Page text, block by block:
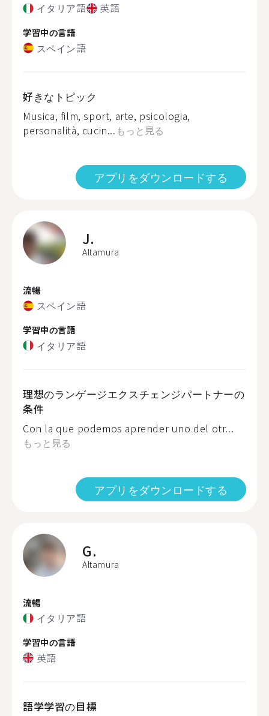
イタリア語 英語
学習中の言語
スペイン語
好きなトピック
Musica, film, sport, arte, psicologia,
personalità, cucin... もっと見る
アプリをダウンロードする
J.
Altamura
流暢
スペイン語
学習中の言語
イタリア語
理想のランゲージエクスチェンジパートナーの
条件
Con la que podemos aprender uno del otr...
もっと見る
アプリをダウンロードする
G.
Altamura
流暢
イタリア語
学習中の言語
英語
語学学習の目標